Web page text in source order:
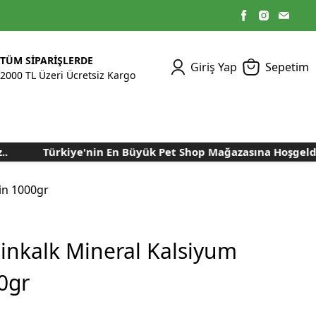
TÜM SİPARİŞLERDE
2000 TL Üzeri Ücretsiz Kargo
Giriş Yap Sepetim
Kümes Ekipmanları
Aydınlatma Sistemleri
Makineleri
Nem Alma Makineleri
Nem ve Isı Ölçer
Cihazları
Kuluçka Malzemeleri
Kedi Yaş Mamaları
Bakım Sağlık
Tasmalar
Bakım Sağlık
Tavşan Yemleri
Türkiye'nin En Büyük Pet Shop Mağazasına
1000gr
Mineral Kalsiyum